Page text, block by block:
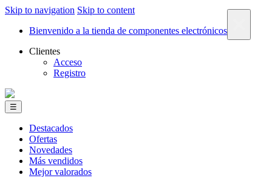
Skip to navigation Skip to content
Bienvenido a la tienda de componentes electrónicos
Clientes
Acceso
Registro
☰
Destacados
Ofertas
Novedades
Más vendidos
Mejor valorados